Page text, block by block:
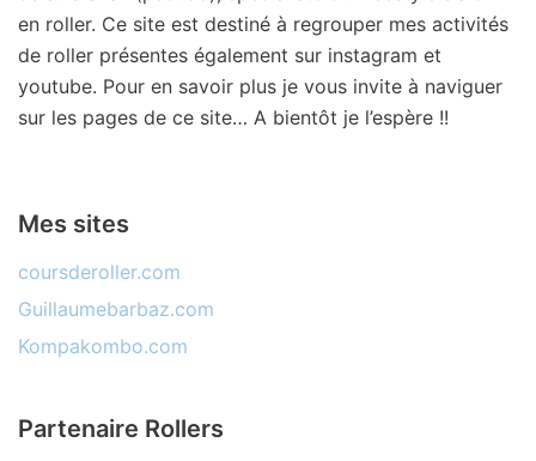
en roller. Ce site est destiné à regrouper mes activités
de roller présentes également sur instagram et
youtube. Pour en savoir plus je vous invite à naviguer
sur les pages de ce site… A bientôt je l’espère !!
Mes sites
coursderoller.com
Guillaumebarbaz.com
Kompakombo.com
Partenaire Rollers